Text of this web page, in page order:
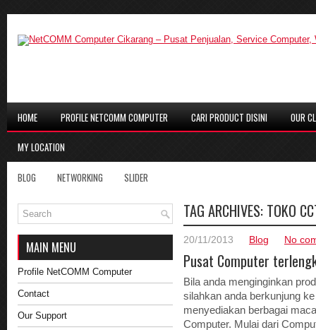
HOME PROFILE NETCOMM COMPUTER CARI PRODUCT DISINI OUR
MY LOCATION
BLOG NETWORKING SLIDER
TAG ARCHIVES: TOKO
20/11/2013 Blog No
Pusat Computer
Bila anda menginginkan
silahkan anda berkunjung
menyediakan berbagai
Computer. Mulai dari
MAIN MENU
Profile NetCOMM Computer
Contact
Our Support